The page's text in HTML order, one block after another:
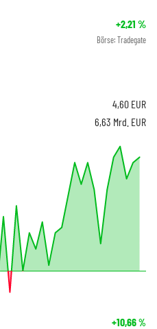
+2,21 %
Börse: Tradegate
4,60 EUR
6,63 Mrd. EUR
+10,66%